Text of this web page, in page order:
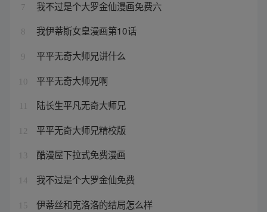
7 我不过是个大罗金仙漫画免费六
8 我伊蒂斯女皇漫画第10话
9 平平无奇大师兄讲什么
10 平平无奇大师兄啊
陆长生平凡无奇大师兄
12 平平无奇大师兄精校版
13 酷漫屋下拉式免费漫画
14 我不过是个大罗金仙免费
15 伊蒂丝和克洛洛的结局怎么样